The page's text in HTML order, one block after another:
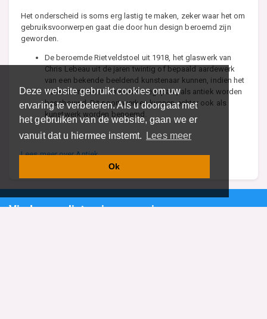
Deze website gebruikt cookies om uw
ervaring te verbeteren. Als u doorgaat met
het gebruiken van de website, gaan we er
vanuit dat u hiermee instemt.
Lees meer
Ok
Het onderscheid is soms erg lastig te maken, zeker waar het om
gebruiksvoorwerpen gaat die door hun design beroemd zijn
geworden.
De beroemde Rietveldstoel uit 1918, het glaswerk van
Chris Lebeau uit de jaren twintig of bepaald aardewerk
van een bekende beeldend kunstenaar kunnen, indien het
ouderdomscriterium wordt toegepast, als antiek worden
beschouwd. Dit soort werken kunnen echter ook als
kunstwerk worden benoemd.
Lees meer over Antiek
Vind specalisten in uw regio